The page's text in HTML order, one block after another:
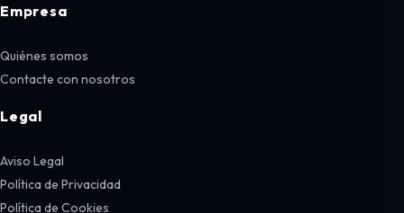
Empresa
Quiénes somos
Contacte con nosotros
Legal
Aviso Legal
Política de Privacidad
Política de Cookies